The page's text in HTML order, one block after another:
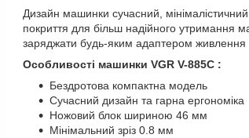
Дизайн машинки сучасний,
покриття для більш надійного утримання
заряджати будь-яким адаптером живлення і
Особливості машинки VGR V-885C :
Бездротова компактна модель
Сучасний дизайн та гарна ергономіка
Ножовий блок шириною 46 мм
Мінімальний зріз 0.8 мм